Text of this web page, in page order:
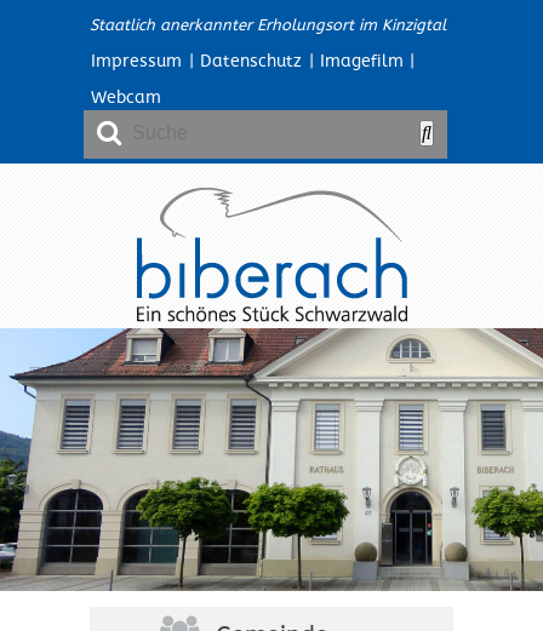
Staatlich anerkannter Erholungsort im Kinzigtal
Impressum | Datenschutz | Imagefilm |
Webcam